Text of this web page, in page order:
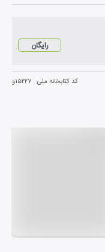
رایگان
کد کتابخانه ملی: ۱۵۲۲۷و